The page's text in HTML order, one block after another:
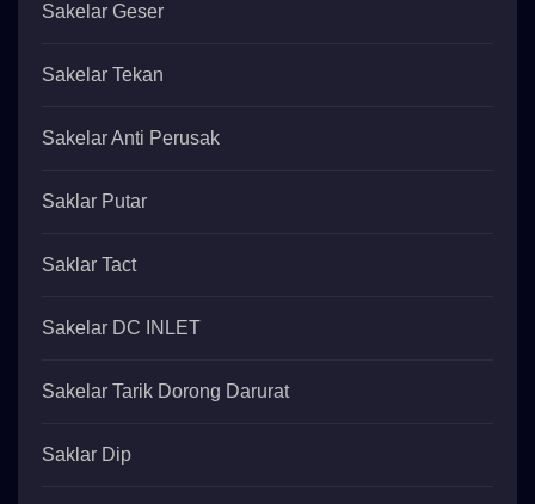
Sakelar Geser
Sakelar Tekan
Sakelar Anti Perusak
Saklar Putar
Saklar Tact
Sakelar DC INLET
Sakelar Tarik Dorong Darurat
Saklar Dip